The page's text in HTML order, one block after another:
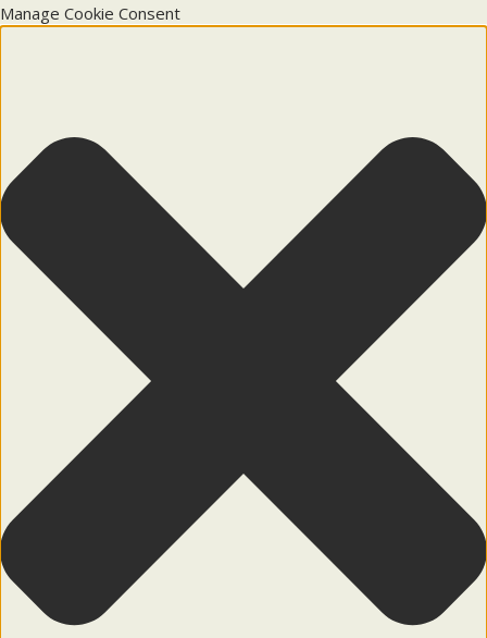
Manage Cookie Consent